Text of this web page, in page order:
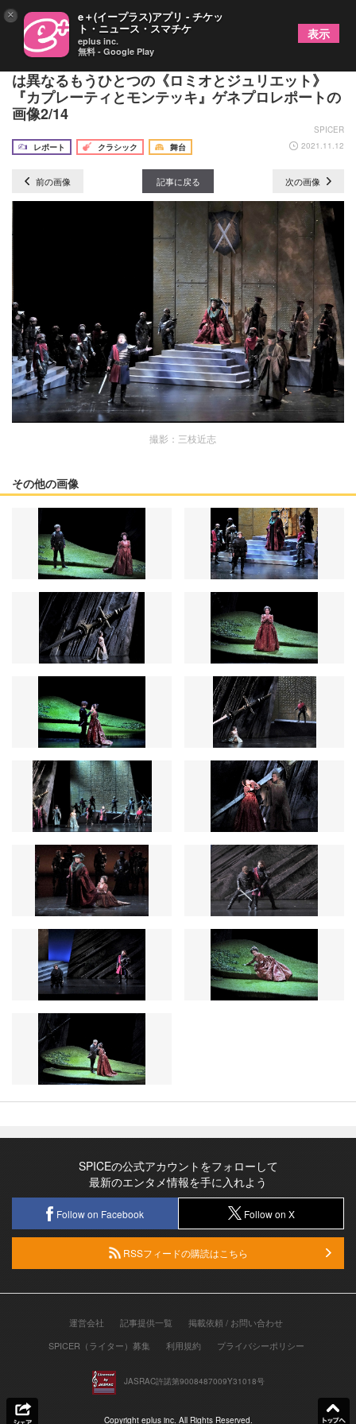
悲壮感あふれる美の世界に浸る、シェイクスピアと
は異なるもうひとつの《ロミオとジュリエット》
『カプレーティとモンテッキ』ゲネプロレポートの
画像2/14
SPICER
レポート
クラシック 舞台 2021.11.12
前の画像 記事に戻る 次の画像
撮影：三枝近志
その他の画像
SPICEの公式アカウントをフォローして
最新のエンタメ情報を手に入れよう
Follow on Facebook Follow on X
RSSフィードの購読はこちら
運営会社 記事提供一覧
掲載依頼 / お問い合わせ
SPICER（ライター）募集
利用規約 プライバシーポリシー
JASRAC許諾第9008487009Y31018号
Copyright eplus inc. All Rights Reserved.
× e＋(イープラス)アプリ - チケッ
ト・ニュース・スマチケ
eplus inc.
無料 - Google Play
表示